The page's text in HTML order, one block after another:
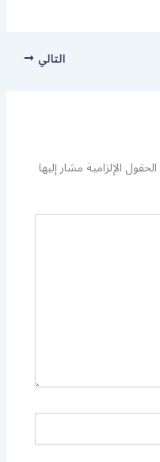
التالي
الحقول الإلزامية مشار إليها